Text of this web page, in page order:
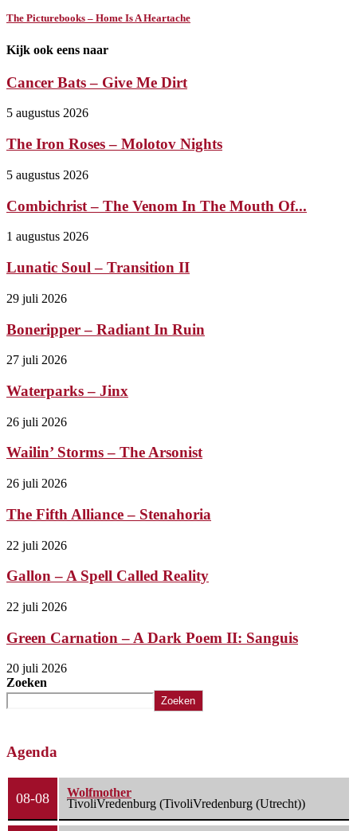
The Picturebooks – Home Is A Heartache
Kijk ook eens naar
Cancer Bats – Give Me Dirt
5 augustus 2026
The Iron Roses – Molotov Nights
5 augustus 2026
Combichrist – The Venom In The Mouth Of...
1 augustus 2026
Lunatic Soul – Transition II
29 juli 2026
Boneripper – Radiant In Ruin
27 juli 2026
Waterparks – Jinx
26 juli 2026
Wailin’ Storms – The Arsonist
26 juli 2026
The Fifth Alliance – Stenahoria
22 juli 2026
Gallon – A Spell Called Reality
22 juli 2026
Green Carnation – A Dark Poem II: Sanguis
20 juli 2026
Zoeken
Zoeken
Agenda
08-08
Wolfmother
TivoliVredenburg (TivoliVredenburg (Utrecht))